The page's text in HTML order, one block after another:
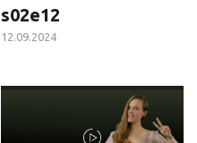
s02e12
12.09.2024